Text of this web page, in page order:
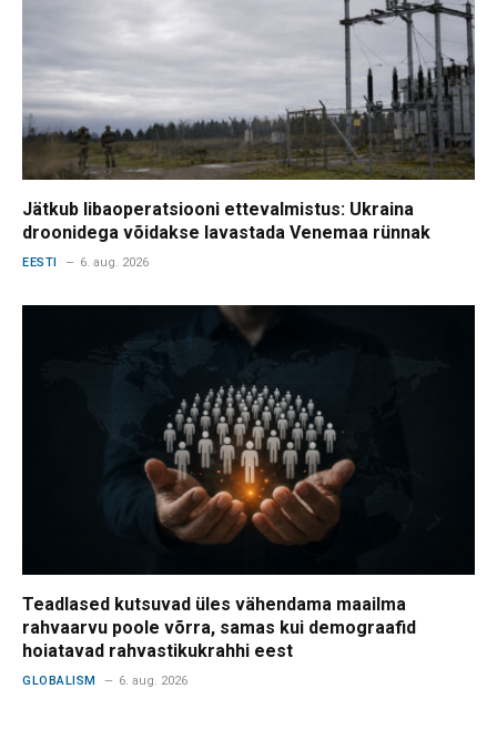
Jätkub libaoperatsiooni ettevalmistus: Ukraina
droonidega võidakse lavastada Venemaa rünnak
EESTI 6. aug. 2026
Teadlased kutsuvad üles vähendama maailma
rahvaarvu poole võrra, samas kui demograafid
hoiatavad rahvastikukrahhi eest
GLOBALISM 6. aug. 2026